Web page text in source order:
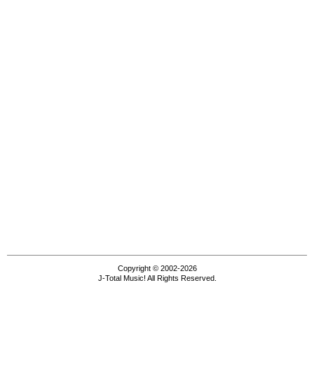
Copyright © 2002-2026
J-Total Music! All Rights Reserved.